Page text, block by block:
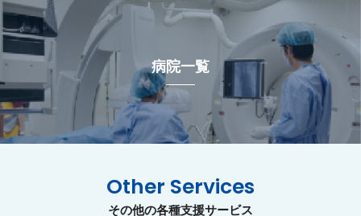
病院一覧
Other Services
その他の各種支援サービス